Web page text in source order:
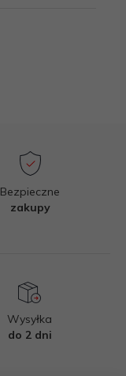
Bezpieczne
zakupy
Wysyłka
do 2 dni